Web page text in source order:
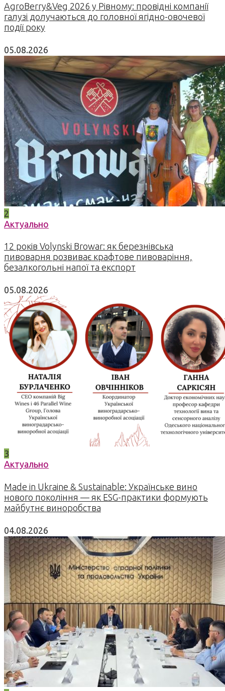
AgroBerry&Veg 2026 у Рівному: провідні компанії
галузі долучаються до головної ягідно-овочевої
події року
05.08.2026
2
Актуально
12 років Volynski Browar: як березнівська
пивоварня розвиває крафтове пивоваріння,
безалкогольні напої та експорт
05.08.2026
3
Актуально
Made in Ukraine & Sustainable: Українське вино
нового покоління — як ESG-практики формують
майбутнє виноробства
04.08.2026